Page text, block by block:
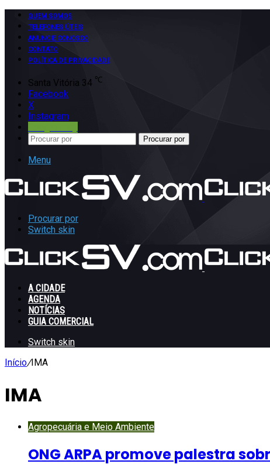
QUEM SOMOS
TELEFONES ÚTEIS
ANUNCIE CONOSCO
CONTATO
POLÍTICA DE PRIVACIDADE
Santa Vitória 34 ℃
Facebook
X
Instagram
Procurar por
Menu
Procurar por
Switch skin
A CIDADE
AGENDA
NOTÍCIAS
GUIA COMERCIAL
Switch skin
Início/IMA
IMA
Agropecuária e Meio Ambiente
ONG ARPA promove palestra